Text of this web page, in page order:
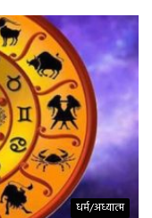
धर्म/अध्यात्म